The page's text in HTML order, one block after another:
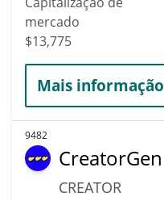
mercado
$13,775
Mais informação
9482
CreatorGen
CREATOR